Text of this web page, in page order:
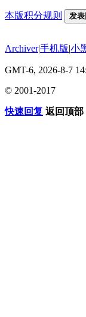
本版积分规则 发
Archiver|手机版|小
GMT-6, 2026-8-7
© 2001-2017
快速回复 返回顶部